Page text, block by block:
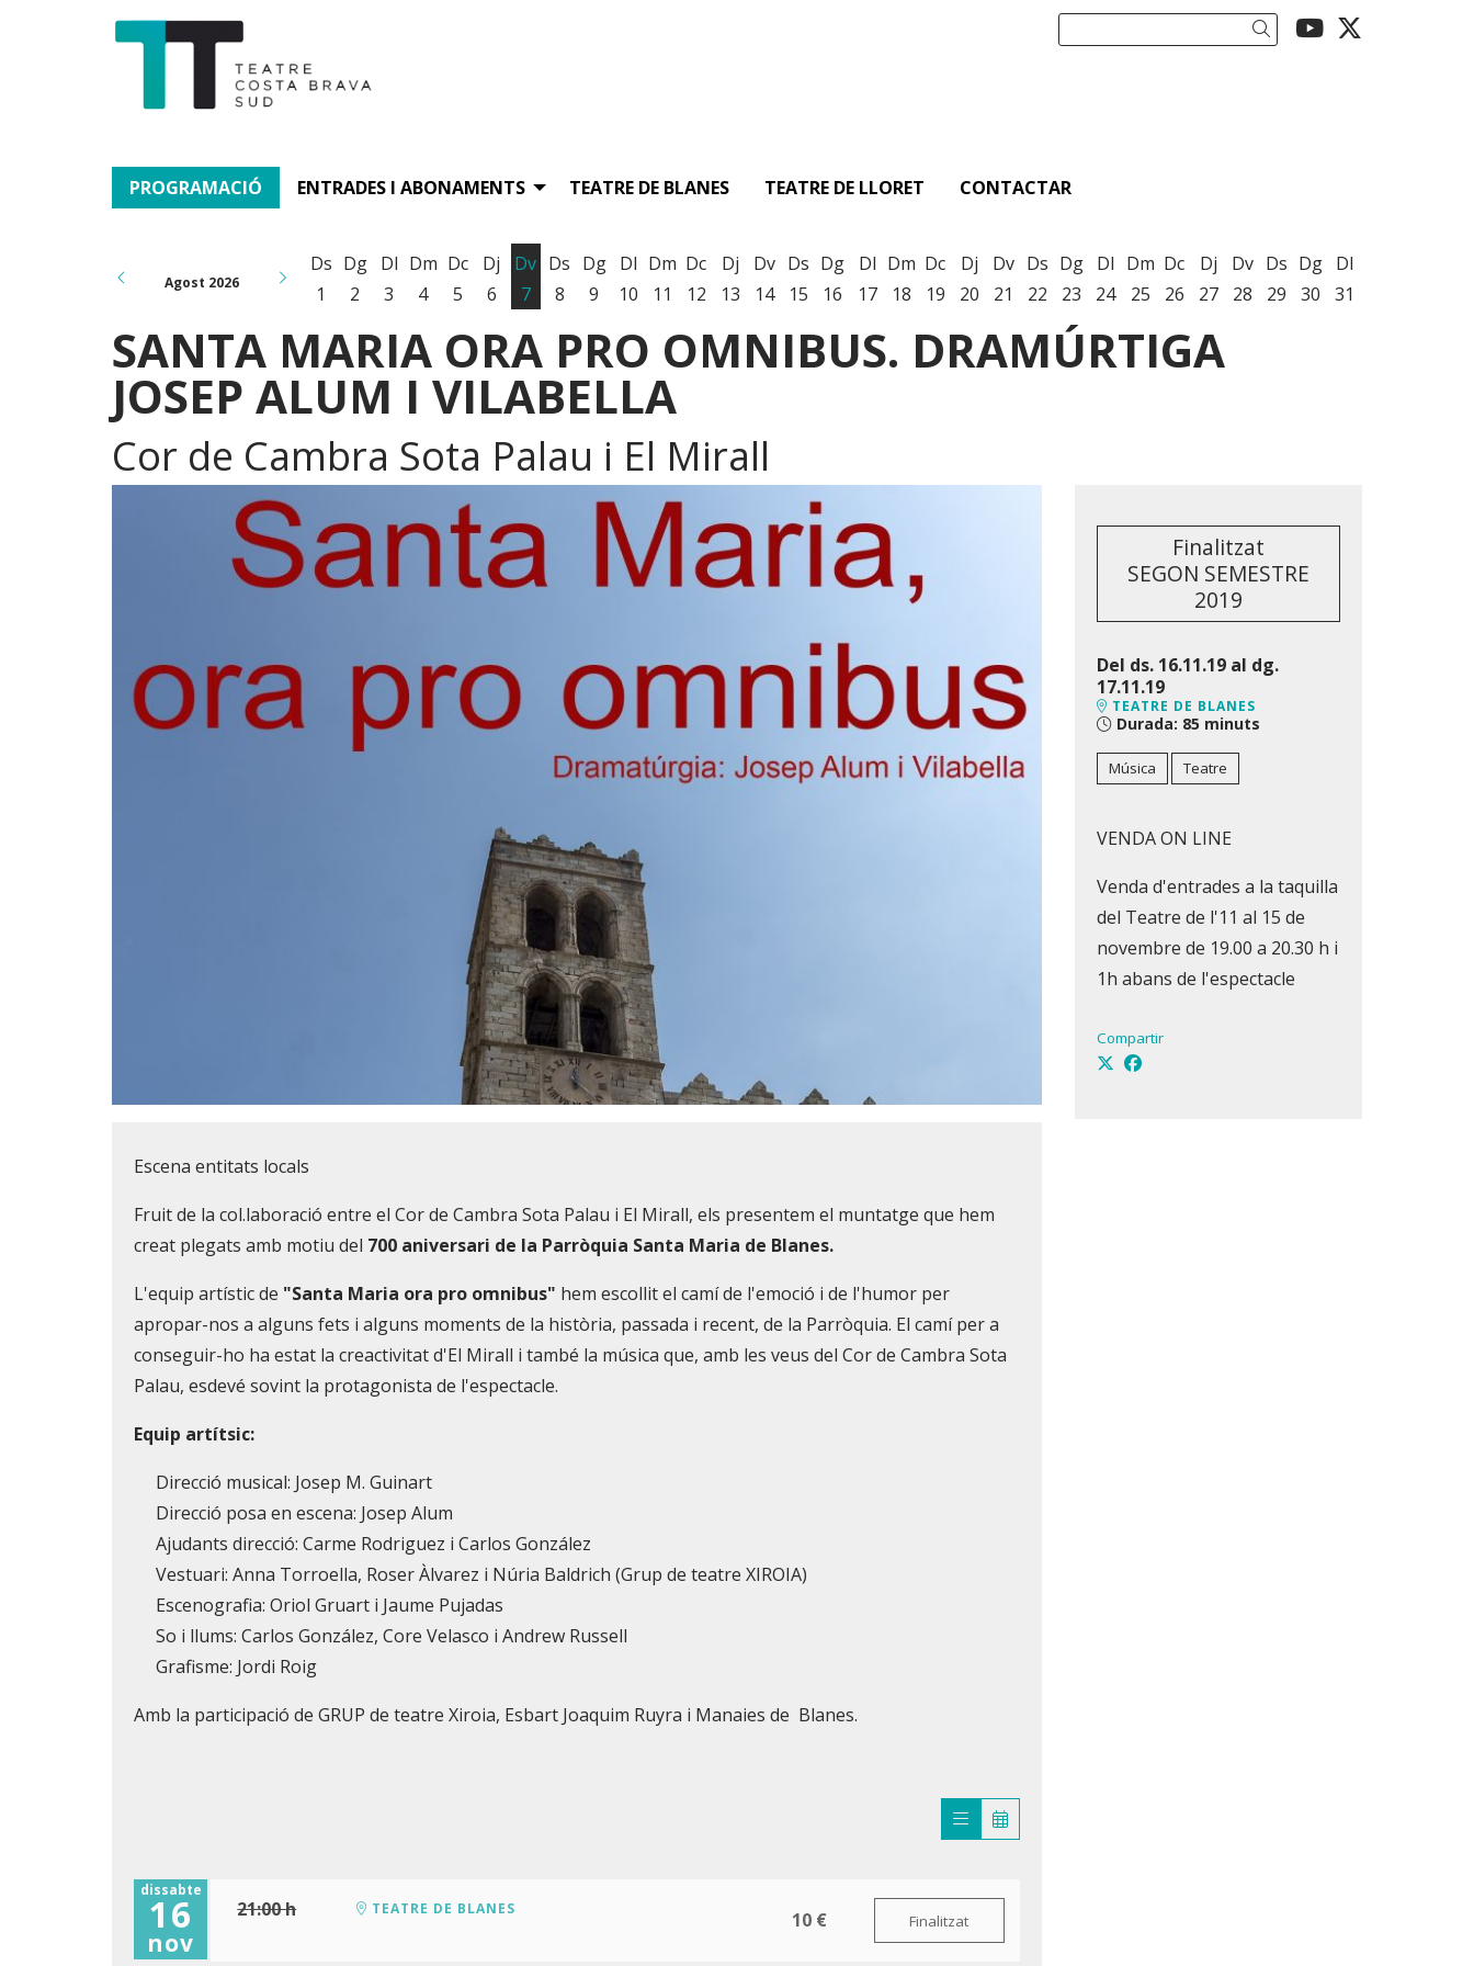
Link a
Cercar
PROGRAMACIÓ ENTRADES I ABONAMENTS TEATRE DE BLANES TEATRE DE LLORET CONTACTAR
Agost 2026
Ds
1
Dg
2
Dl
3
Dm
4
Dc
5
Dj
6
Dv
7
Ds
8
Dg
9
Dl
10
Dm
11
Dc
12
Dj
13
Dv
14
Ds
15
Dg
16
Dl
17
Dm
18
Dc
19
Dj
20
Dv
21
Ds
22
Dg
23
Dl
24
Dm
25
Dc
26
Dj
27
Dv
28
Ds
29
Dg
30
Dl
31
SANTA MARIA ORA PRO OMNIBUS. DRAMÚRTIGA
JOSEP ALUM I VILABELLA
Cor de Cambra Sota Palau i El Mirall
Finalitzat
SEGON SEMESTRE
2019
Del ds. 16.11.19al dg.
17.11.19
TEATRE DE BLANES
Durada: 85 minuts
Música Teatre
VENDA ON LINE
Venda d'entrades a la taquilla
del Teatre de l'11 al 15 de
novembre de 19.00 a 20.30 h i
1h abans de l'espectacle
Compartir
Escena entitats locals
Fruit de la col.laboració entre el Cor de Cambra Sota Palau i El Mirall, els presentem el muntatge que hem
creat plegats amb motiu del 700 aniversari de la Parròquia Santa Maria de Blanes.
L'equip artístic de "Santa Maria ora pro omnibus" hem escollit el camí de l'emoció i de l'humor per
apropar-nos a alguns fets i alguns moments de la història, passada i recent, de la Parròquia. El camí per a
conseguir-ho ha estat la creactivitat d'El Mirall i també la música que, amb les veus del Cor de Cambra Sota
Palau, esdevé sovint la protagonista de l'espectacle.
Equip artítsic:
Direcció musical: Josep M. Guinart
Direcció posa en escena: Josep Alum
Ajudants direcció: Carme Rodriguez i Carlos González
Vestuari: Anna Torroella, Roser Àlvarez i Núria Baldrich (Grup de teatre XIROIA)
Escenografia: Oriol Gruart i Jaume Pujadas
So i llums: Carlos González, Core Velasco i Andrew Russell
Grafisme: Jordi Roig
Amb la participació de GRUP de teatre Xiroia, Esbart Joaquim Ruyra i Manaies de Blanes.
dissabte
16
nov
21:00 h TEATRE DE BLANES 10 € Finalitzat